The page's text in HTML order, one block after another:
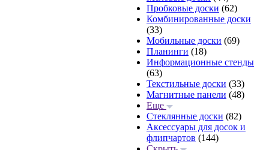
Пробковые доски (62)
Комбинированные доски
(33)
Мобильные доски (69)
Планинги (18)
Информационные стенды
(63)
Текстильные доски (33)
Магнитные панели (48)
Еще
Стеклянные доски (82)
Аксессуары для досок и
флипчартов (144)